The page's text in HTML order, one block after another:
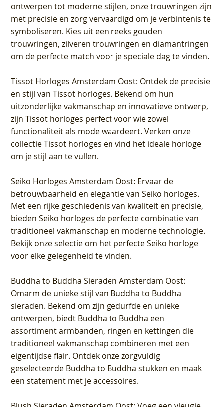
ontwerpen tot moderne stijlen, onze trouwringen zijn
met precisie en zorg vervaardigd om je verbintenis te
symboliseren. Kies uit een reeks gouden
trouwringen, zilveren trouwringen en diamantringen
om de perfecte match voor je speciale dag te vinden.
Tissot Horloges Amsterdam Oost: Ontdek de precisie
en stijl van Tissot horloges. Bekend om hun
uitzonderlijke vakmanschap en innovatieve ontwerp,
zijn Tissot horloges perfect voor wie zowel
functionaliteit als mode waardeert. Verken onze
collectie Tissot horloges en vind het ideale horloge
om je stijl aan te vullen.
Seiko Horloges Amsterdam Oost: Ervaar de
betrouwbaarheid en elegantie van Seiko horloges.
Met een rijke geschiedenis van kwaliteit en precisie,
bieden Seiko horloges de perfecte combinatie van
traditioneel vakmanschap en moderne technologie.
Bekijk onze selectie om het perfecte Seiko horloge
voor elke gelegenheid te vinden.
Buddha to Buddha Sieraden Amsterdam Oost:
Omarm de unieke stijl van Buddha to Buddha
sieraden. Bekend om zijn gedurfde en unieke
ontwerpen, biedt Buddha to Buddha een
assortiment armbanden, ringen en kettingen die
traditioneel vakmanschap combineren met een
eigentijdse flair. Ontdek onze zorgvuldig
geselecteerde Buddha to Buddha stukken en maak
een statement met je accessoires.